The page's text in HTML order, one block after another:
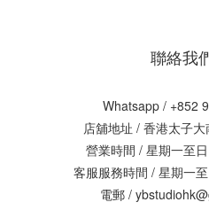
聯絡我
Whatsapp / +852
店舖地址 / 香港太子
營業時間 / 星期一至
客服服務時間 / 星期一
電郵 /